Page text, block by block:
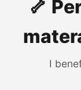
🦴
I